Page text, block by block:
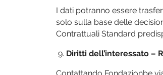
I dati potranno essere
solo sulla base delle
Contrattuali Standard
Diritti dell’interessato –